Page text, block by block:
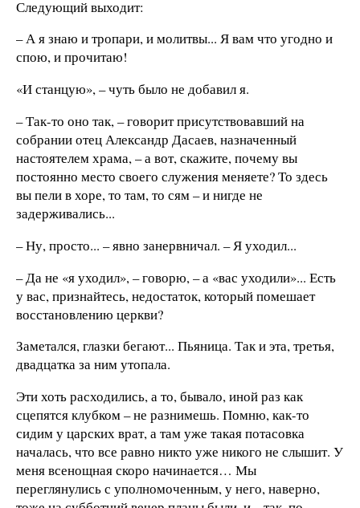
Следующий выходит:
– А я знаю и тропари, и молитвы... Я вам что угодно и
спою, и прочитаю!
«И станцую», – чуть было не добавил я.
– Так-то оно так, – говорит присутствовавший на
собрании отец Александр Дасаев, назначенный
настоятелем храма, – а вот, скажите, почему вы
постоянно место своего служения меняете? То здесь
вы пели в хоре, то там, то сям – и нигде не
задерживались...
– Ну, просто... – явно занервничал. – Я уходил...
– Да не «я уходил», – говорю, – а «вас уходили»... Есть
у вас, признайтесь, недостаток, который помешает
восстановлению церкви?
Заметался, глазки бегают... Пьяница. Так и эта, третья,
двадцатка за ним утопала.
Эти хоть расходились, а то, бывало, иной раз как
сцепятся клубком – не разнимешь. Помню, как-то
сидим у царских врат, а там уже такая потасовка
началась, что все равно никто уже никого не слышит. У
меня всенощная скоро начинается… Мы
переглянулись с уполномоченным, у него, наверно,